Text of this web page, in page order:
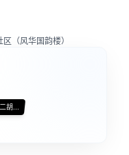
（风华国韵楼）
胡...